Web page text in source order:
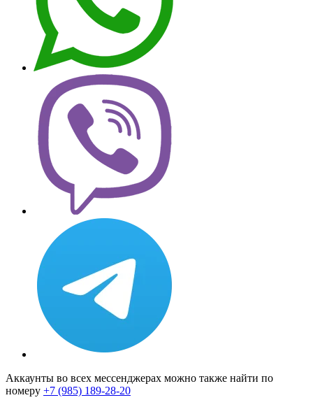
Аккаунты во всех мессенджерах можно также найти по
номеру +7 (985) 189-28-20